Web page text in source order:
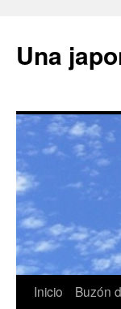
Una
Inicio
Buzón